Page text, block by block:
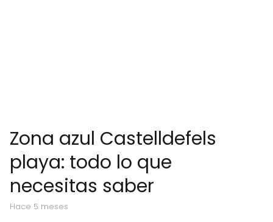
Zona azul Castelldefels
playa: todo lo que
necesitas saber
hace 5 meses